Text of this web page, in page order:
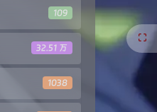
109
32.51 万
1038